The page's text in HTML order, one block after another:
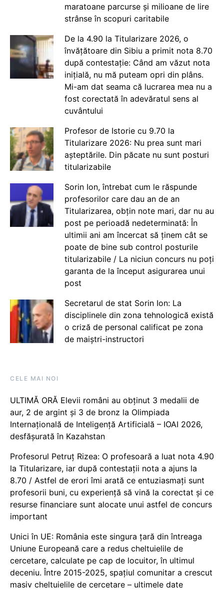
maratoane parcurse și milioane de lire
strânse în scopuri caritabile
De la 4.90 la Titularizare 2026, o
învățătoare din Sibiu a primit nota 8.70
după contestație: Când am văzut nota
inițială, nu mă puteam opri din plâns.
Mi-am dat seama că lucrarea mea nu a
fost corectată în adevăratul sens al
cuvântului
Profesor de Istorie cu 9.70 la
Titularizare 2026: Nu prea sunt mari
așteptările. Din păcate nu sunt posturi
titularizabile
Sorin Ion, întrebat cum le răspunde
profesorilor care dau an de an
Titularizarea, obțin note mari, dar nu au
post pe perioadă nedeterminată: În
ultimii ani am încercat să ținem cât se
poate de bine sub control posturile
titularizabile / La niciun concurs nu poți
garanta de la început asigurarea unui
post
Secretarul de stat Sorin Ion: La
disciplinele din zona tehnologică există
o criză de personal calificat pe zona
de maiștri-instructori
CELE MAI NOI
ULTIMĂ ORĂ Elevii români au obținut 3 medalii de
aur, 2 de argint și 3 de bronz la Olimpiada
Internațională de Inteligență Artificială – IOAI 2026,
desfășurată în Kazahstan
Profesorul Petruț Rizea: O profesoară a luat nota 4.90
la Titularizare, iar după contestații nota a ajuns la
8.70 / Astfel de erori îmi arată ce entuziasmați sunt
profesorii buni, cu experiență să vină la corectat și ce
resurse financiare sunt alocate unui astfel de concurs
important
Unici în UE: România este singura țară din întreaga
Uniune Europeană care a redus cheltuielile de
cercetare, calculate pe cap de locuitor, în ultimul
deceniu. Între 2015-2025, spațiul comunitar a crescut
masiv cheltuielile de cercetare – ultimele date